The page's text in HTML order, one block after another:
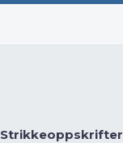
Strikkeoppskrifter